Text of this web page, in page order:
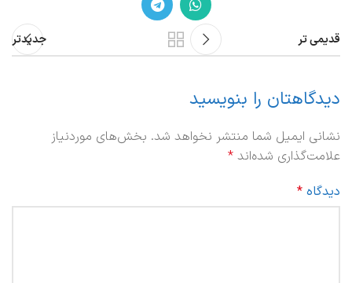
جدیدتر قدیمی تر
دیدگاهتان را بنویسید
نشانی ایمیل شما منتشر نخواهد شد. بخش‌های موردنیاز
علامت‌گذاری شده‌اند *
دیدگاه *